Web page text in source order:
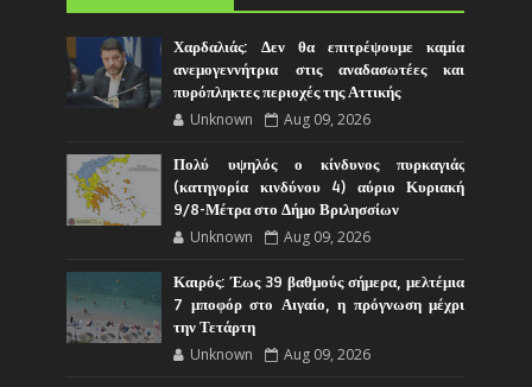
Χαρδαλιάς: Δεν θα επιτρέψουμε καμία
ανεμογεννήτρια στις αναδασωτέες και
πυρόπληκτες περιοχές της Αττικής
Unknown Aug 09, 2026
Πολύ υψηλός ο κίνδυνος πυρκαγιάς
(κατηγορία κινδύνου 4) αύριο Κυριακή
9/8-Μέτρα στο Δήμο Βριλησσίων
Unknown Aug 09, 2026
Καιρός: Έως 39 βαθμούς σήμερα, μελτέμια
7 μποφόρ στο Αιγαίο, η πρόγνωση μέχρι
την Τετάρτη
Unknown Aug 09, 2026